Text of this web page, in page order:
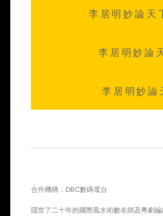
2014-10-15 第28集李居明妙論天
李居明妙論
李居明妙論
合作機構：DBC數碼電台
隱世了二十年的國際風水術數名師及粵劇